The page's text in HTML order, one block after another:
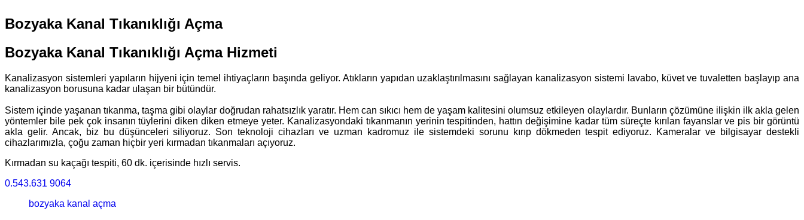
Bozyaka Kanal Tıkanıklığı Açma
Bozyaka Kanal Tıkanıklığı Açma Hizmeti
Kanalizasyon sistemleri yapıların hijyeni için temel ihtiyaçların başında geliyor. Atıkların yapıdan uzaklaştırılmasını sağlayan kanalizasyon sistemi lavabo, küvet ve tuvaletten başlayıp ana
kanalizasyon borusuna kadar ulaşan bir bütündür.
Sistem içinde yaşanan tıkanma, taşma gibi olaylar doğrudan rahatsızlık yaratır. Hem can sıkıcı hem de yaşam kalitesini olumsuz etkileyen olaylardır. Bunların çözümüne ilişkin ilk akla gelen
yöntemler bile pek çok insanın tüylerini diken diken etmeye yeter. Kanalizasyondaki tıkanmanın yerinin tespitinden, hattın değişimine kadar tüm süreçte kırılan fayanslar ve pis bir görüntü
akla gelir. Ancak, biz bu düşünceleri siliyoruz. Son teknoloji cihazları ve uzman kadromuz ile sistemdeki sorunu kırıp dökmeden tespit ediyoruz. Kameralar ve bilgisayar destekli
cihazlarımızla, çoğu zaman hiçbir yeri kırmadan tıkanmaları açıyoruz.
Kırmadan su kaçağı tespiti, 60 dk. içerisinde hızlı servis.
0.543.631 9064
bozyaka kanal açma